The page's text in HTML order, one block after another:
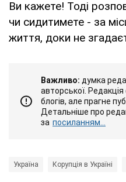
Ви кажете! Тоді
чи сидитимете - за
життя, доки не
Важливо: думка
авторської. Редакція
блогів, але прагне
Детальніше про
за посиланням...
Україна Корупція в Україні